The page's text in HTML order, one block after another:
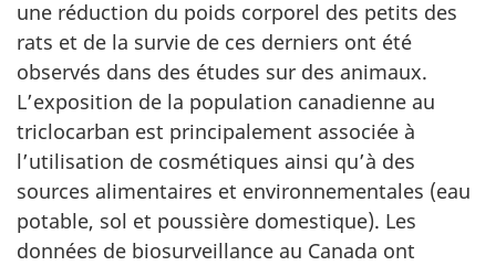
une réduction du poids corporel des petits des
rats et de la survie de ces derniers ont été
observés dans des études sur des animaux.
L’exposition de la population canadienne au
triclocarban est principalement associée à
l’utilisation de cosmétiques ainsi qu’à des
sources alimentaires et environnementales (eau
potable, sol et poussière domestique). Les
données de biosurveillance au Canada ont